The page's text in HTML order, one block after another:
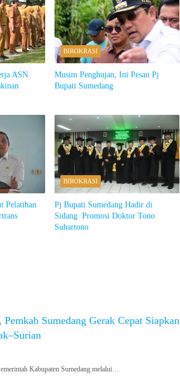
ASN
BIROKRASI
Musim Penghujan, Ini Pesan Pj
Bupati Sumedang
Pelatihan
BIROKRASI
Pj Bupati Sumedang Hadir di
Sidang Promosi Doktor Tono
Suhartono
Sumedang Gerak Cepat Siapkan
Kabupaten Sumedang melalui…